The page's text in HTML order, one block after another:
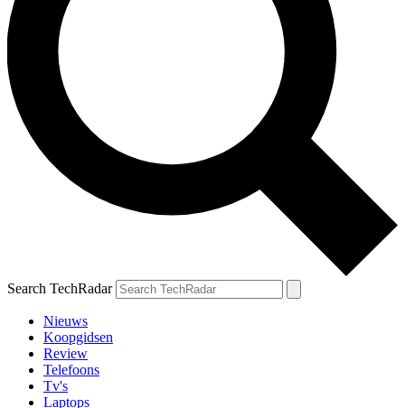
Search TechRadar
Nieuws
Koopgidsen
Review
Telefoons
Tv's
Laptops